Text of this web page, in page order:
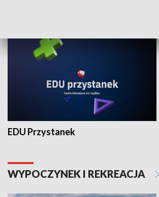
EDU Przystanek
WYPOCZYNEK I REKREACJA